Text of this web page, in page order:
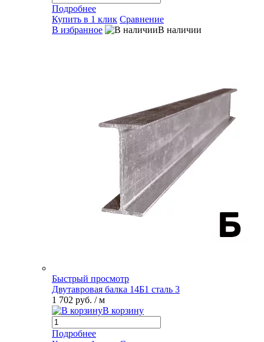
Подробнее
Купить в 1 клик Сравнение
В избранное
В наличии
Быстрый просмотр
Двутавровая балка 14Б1 сталь 3
1 702 руб. / м
В корзину
Подробнее